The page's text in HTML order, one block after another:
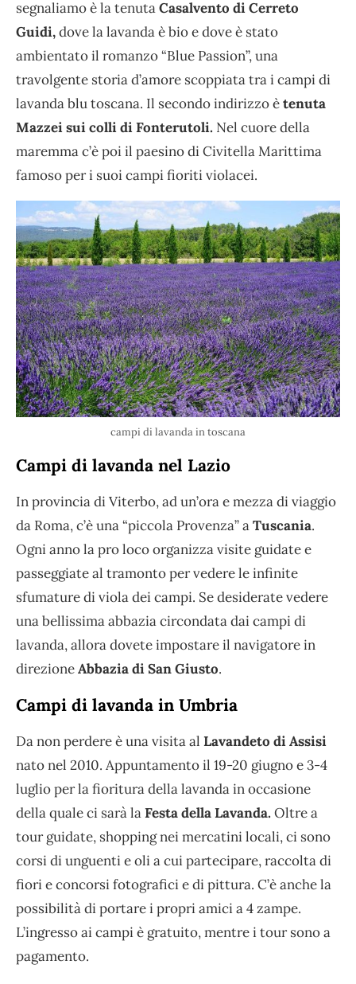
segnaliamo è la tenutaCasalvento di Cerreto
Guidi,dove la lavanda è bio e dove è stato
ambientato il romanzo “Blue Passion”, una
travolgente storia d’amore scoppiata tra i campi di
lavanda blu toscana. Il secondo indirizzo ètenuta
Mazzei sui colli di Fonterutoli. Nel cuore della
maremma c’è poi il paesino di Civitella Marittima
famoso per i suoi campi fioriti violacei.
campi di lavanda in toscana
Campi di lavanda nel Lazio
In provincia di Viterbo, ad un’ora e mezza di viaggio
da Roma, c’è una “piccola Provenza” aTuscania.
Ogni anno la pro loco organizza visite guidate e
passeggiate al tramonto per vedere le infinite
sfumature di viola dei campi. Se desiderate vedere
una bellissima abbazia circondata dai campi di
lavanda, allora dovete impostare il navigatore in
direzioneAbbazia di San Giusto.
Campi di lavanda in Umbria
Da non perdere è una visita al Lavandeto di Assisi
nato nel 2010. Appuntamento il 19-20 giugno e 3-4
luglio per la fioritura della lavanda in occasione
della quale ci sarà laFesta della Lavanda. Oltre a
tour guidate, shopping nei mercatini locali, ci sono
corsi di unguenti e oli a cui partecipare, raccolta di
fiori e concorsi fotografici e di pittura. C’è anche la
possibilità di portare i propri amici a 4 zampe.
L’ingresso ai campi è gratuito, mentre i tour sono a
pagamento.